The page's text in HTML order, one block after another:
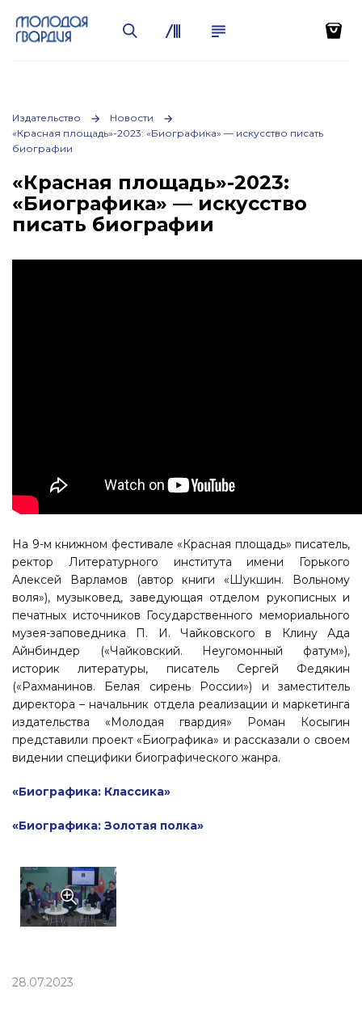
Издательство
Новости
«Красная площадь»-2023: «Биографика» — искусство писать
биографии
«Красная площадь»-2023:
«Биографика» — искусство
писать биографии
На 9-м книжном фестивале «Красная площадь» писатель,
ректор Литературного института имени Горького
Алексей Варламов (автор книги «Шукшин. Вольному
воля»), музыковед, заведующая отделом рукописных и
печатных источников Государственного мемориального
музея-заповедника П. И. Чайковского в Клину Ада
Айнбиндер («Чайковский. Неугомонный фатум»),
историк литературы, писатель Сергей Федякин
(«Рахманинов. Белая сирень России») и заместитель
директора – начальник отдела реализации и маркетинга
издательства «Молодая гвардия» Роман Косыгин
представили проект «Биографика» и рассказали о своем
видении специфики биографического жанра.
«Биографика: Классика»
«Биографика: Золотая полка»
28.07.2023